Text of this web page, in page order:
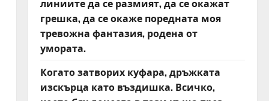
линиите да се размият, да се окажат
грешка, да се окаже поредната моя
тревожна фантазия, родена от
умората.
Когато затворих куфара, дръжката
изскърца като въздишка. Всичко,